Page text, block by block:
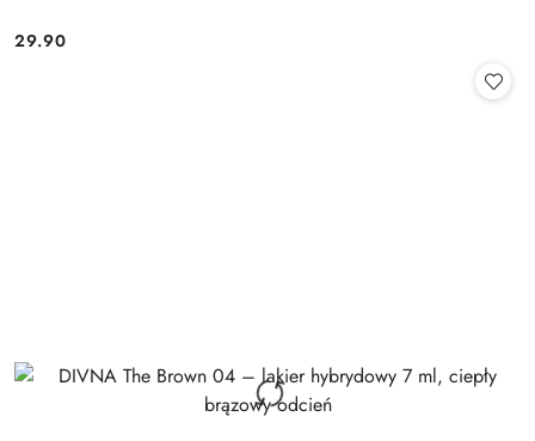
Cena:
29.90